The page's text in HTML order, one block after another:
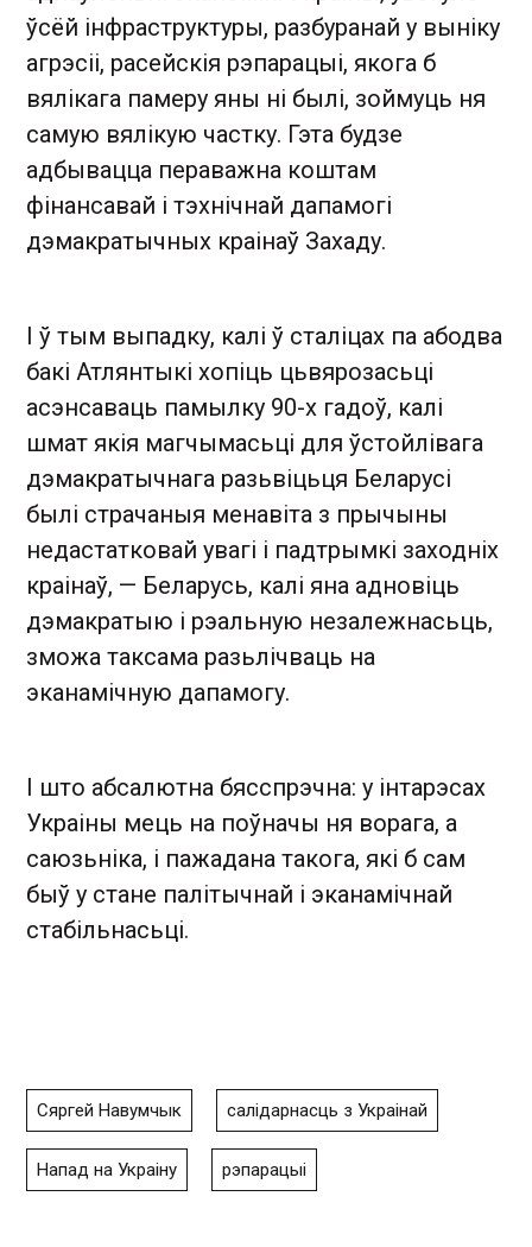
ўсёй інфраструктуры, разбуранай у выніку
агрэсіі, расейскія рэпарацыі, якога б
вялікага памеру яны ні былі, зоймуць ня
самую вялікую частку. Гэта будзе
адбывацца пераважна коштам
фінансавай і тэхнічнай дапамогі
дэмакратычных краінаў Захаду.
І ў тым выпадку, калі ў сталіцах па абодва
бакі Атлянтыкі хопіць цьвярозасьці
асэнсаваць памылку 90-х гадоў, калі
шмат якія магчымасьці для ўстойлівага
дэмакратычнага разьвіцьця Беларусі
былі страчаныя менавіта з прычыны
недастатковай увагі і падтрымкі заходніх
краінаў, — Беларусь, калі яна адновіць
дэмакратыю і рэальную незалежнасьць,
зможа таксама разьлічваць на
эканамічную дапамогу.
І што абсалютна бясспрэчна: у інтарэсах
Украіны мець на поўначы ня ворага, а
саюзьніка, і пажадана такога, які б сам
быў у стане палітычнай і эканамічнай
стабільнасьці.
Сяргей Навумчык салідарнасць з Украінай
Напад на Украіну рэпарацыі